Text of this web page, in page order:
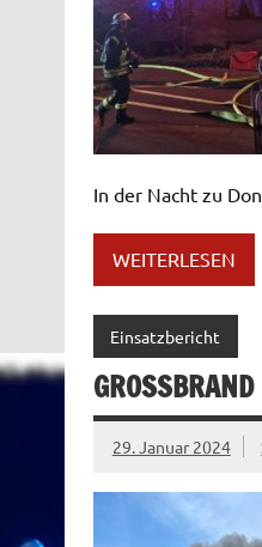
In der Nacht zu
WEITERLESEN
Einsatzbericht
29. Januar 2024